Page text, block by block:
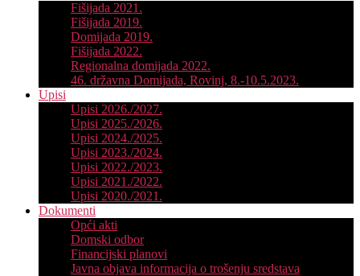
Fišijada 2021.
Fišijada 2019.
Domijada 2019.
Fišijada 2022.
Regionalna domijada 2022.
46. državna Domijada, Rovinj, 8.-10.5.2023.
Upisi
Upisi 2026./2027.
Upisi 2025./2026.
Upisi 2024./2025.
Upisi 2023./2024.
Upisi 2022./2023.
Upisi 2021./2022.
Upisi 2020./2021.
Dokumenti
Opći akti
Domski odbor
Financijski planovi
Javna objava informacija o trošenju sredstava